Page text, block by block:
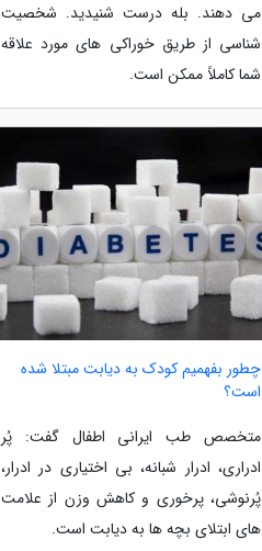
می دهند. بله درست شنیدید. شخصیت
شناسی از طریق خوراکی های مورد علاقه
شما کاملاً ممکن است.
چطور بفهمیم کودک به دیابت مبتلا شده
است؟
متخصص طب ایرانی اطفال گفت: پُر
ادراری، ادرار شبانه، بی اختیاری در ادرار،
پُرنوشی، پرخوری و کاهش وزن از علامت
های ابتلای بچه ها به دیابت است.